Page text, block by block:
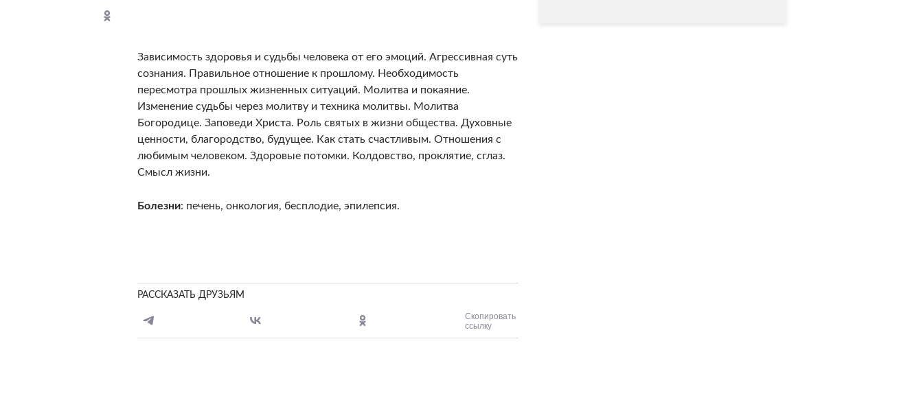
Зависимость здоровья и судьбы человека от его эмоций. Агрессивная суть
сознания. Правильное отношение к прошлому. Необходимость
пересмотра прошлых жизненных ситуаций. Молитва и покаяние.
Изменение судьбы через молитву и техника молитвы. Молитва
Богородице. Заповеди Христа. Роль святых в жизни общества. Духовные
ценности, благородство, будущее. Как стать счастливым. Отношения с
любимым человеком. Здоровые потомки. Колдовство, проклятие, сглаз.
Смысл жизни.
Болезни: печень, онкология, бесплодие, эпилепсия.
РАССКАЗАТЬ ДРУЗЬЯМ
Скопировать
ссылку